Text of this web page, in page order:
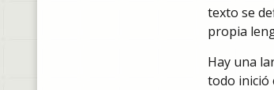
texto se
propia
Hay una
todo inició